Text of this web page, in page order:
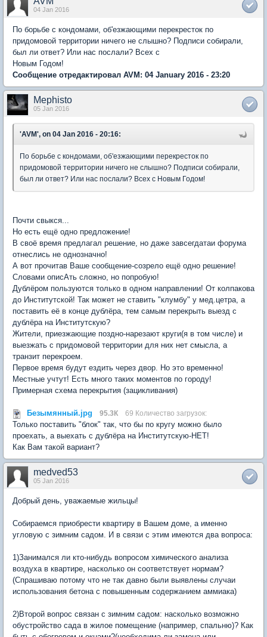
04 Jan 2016
По борьбе с кондомами, об'езжающими перекресток по
придомовой территории ничего не слышно? Подписи собирали,
был ли ответ? Или нас послали? Всех с
Новым Годом!
Сообщение отредактировал AVM: 04 January 2016 - 23:20
Mephisto
05 Jan 2016
'AVM', on 04 Jan 2016 - 20:16:
По борьбе с кондомами, об'езжающими перекресток по
придомовой территории ничего не слышно? Подписи собирали,
был ли ответ? Или нас послали? Всех с Новым Годом!
Почти свыкся...
Но есть ещё одно предложение!
В своё время предлагал решение, но даже завсегдатаи форума
отнеслись не однозначно!
А вот прочитав Ваше сообщение-созрело ещё одно решение!
Словами описАть сложно, но попробую!
Дублёром пользуются только в одном направлении! От колпакова
до Институтской! Так может не ставить "клумбу" у мед.цетра, а
поставить её в конце дублёра, тем самым перекрыть выезд с
дублёра на Институтскую?
Жители, приезжающие поздно-нарезают круги(я в том числе) и
выезжать с придомовой территории для них нет смысла, а
транзит перекроем.
Первое время будут ездить через двор. Но это временно!
Местные учтут! Есть много таких моментов по городу!
Примерная схема перекрытия (зацикливания)
Безымянный.jpg 95.3К 69 Количество загрузок:
Только поставить "блок" так, что бы по кругу можно было
проехать, а выехать с дублёра на Институтскую-НЕТ!
Как Вам такой вариант?
medved53
05 Jan 2016
Добрый день, уважаемые жильцы!
Собираемся приобрести квартиру в Вашем доме, а именно
угловую с зимним садом. И в связи с этим имеются два вопроса:
1)Занимался ли кто-нибудь вопросом химического анализа
воздуха в квартире, насколько он соответствует нормам?
(Спрашиваю потому что не так давно были выявлены случаи
использования бетона с повышенным содержанием аммиака)
2)Второй вопрос связан с зимним садом: насколько возможно
обустройство сада в жилое помещение (например, спальню)? Как